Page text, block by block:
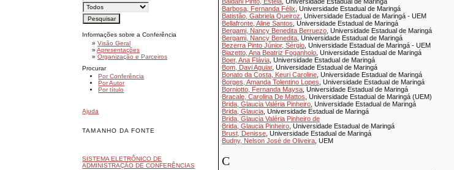
Informações sobre a Conferência
» Visão Geral
» Apresentações
» Organização e Parceiros
Procurar
Por Conferência
Por Autor
Por título
Ajuda
TAMANHO DA FONTE
SISTEMA ELETRÔNICO DE
ADMINISTRAÇÃO DE CONFERÊNCIAS
Baldani Pinto, Estela, Universidade Estadual de Maringá
Barbosa, Fernanda Félix, Universidade Estadual de Maringá
Batistão, Gabriela Queiroz, Universidade Estadual de Maringá - UEM
Bellafronte, Aline Santos, Universidade Estadual de Maringá
Bergami, Nancy Benedita Berruezo, Universidade Estadual de Maringá
Bergami, Nancy Benedita, Universidade Estadual de Maringá
Bezerra Pinto Júnior, Sérgio, Universidade Estadual de Maringá - UEM
Biazetto, Ana Beatriz Foganholo, Universidade Estadual de Maringá
Boer, Ana Flávia, Universidade Estadual de Maringá
Bom, Davi Aguiar, Universidade Estadual de Maringá
Bonato da Costa, Keuri Caroline, Universidade Estadual de Maringá
Borges, Amanda Tolentino Lopes, Universidade Estadual de Maringá
Borniotto, Fernanda Maysa, Universidade Estadual de Maringá
Bracale, Carolina De Mattos, Universidade Estadual de Maringá (UEM)
Brida, Glaucia Valéria Pinheiro, Universidade Estadual de Maringá
Brida, Glaucia, Universidade Estadual de Maringá
Brida, Glaucia Valéria Pinheiro de
Brida, Glaucia Pinheiro, Universidade Estadual de Maringá
Brust, Denisse, Universidade Estadual de Maringá
Budny, Nelson José de Oliveira, UEM
C